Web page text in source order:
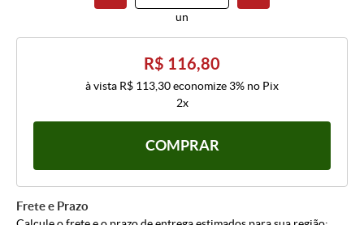
un
R$ 116,80
à vista R$ 113,30economize 3% no Pix
2x
COMPRAR
Frete e Prazo